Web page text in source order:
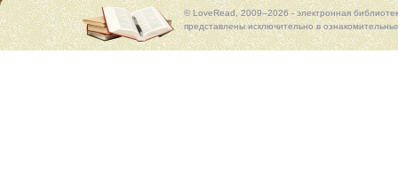
© LoveRead, 2009–2026 - электронная
представлены исключительно в